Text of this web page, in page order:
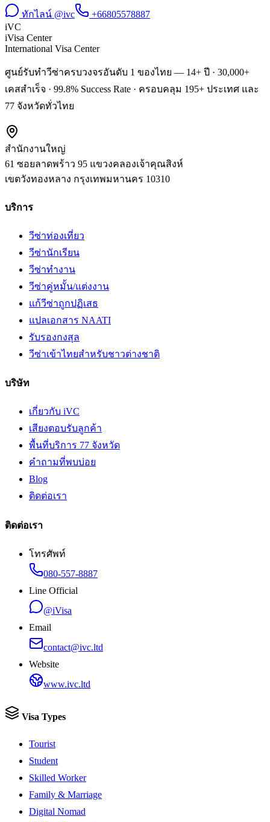
ทักไลน์ @ivc
+66805578887
iVC
iVisa Center
International Visa Center
ศูนย์รับทำวีซ่าครบวงจรอันดับ 1 ของไทย — 14+ ปี · 30,000+
เคสสำเร็จ · 99.8% Success Rate · ครอบคลุม 195+ ประเทศ และ
77 จังหวัดทั่วไทย
สำนักงานใหญ่
61 ซอยลาดพร้าว 95 แขวงคลองเจ้าคุณสิงห์
เขตวังทองหลาง กรุงเทพมหานคร 10310
บริการ
วีซ่าท่องเที่ยว
วีซ่านักเรียน
วีซ่าทำงาน
วีซ่าคู่หมั้น/แต่งงาน
แก้วีซ่าถูกปฏิเสธ
แปลเอกสาร NAATI
รับรองกงสุล
วีซ่าเข้าไทยสำหรับชาวต่างชาติ
บริษัท
เกี่ยวกับ iVC
เสียงตอบรับลูกค้า
พื้นที่บริการ 77 จังหวัด
คำถามที่พบบ่อย
Blog
ติดต่อเรา
ติดต่อเรา
โทรศัพท์
080-557-8887
Line Official
@iVisa
Email
contact@ivc.ltd
Website
www.ivc.ltd
Visa Types
Tourist
Student
Skilled Worker
Family & Marriage
Digital Nomad